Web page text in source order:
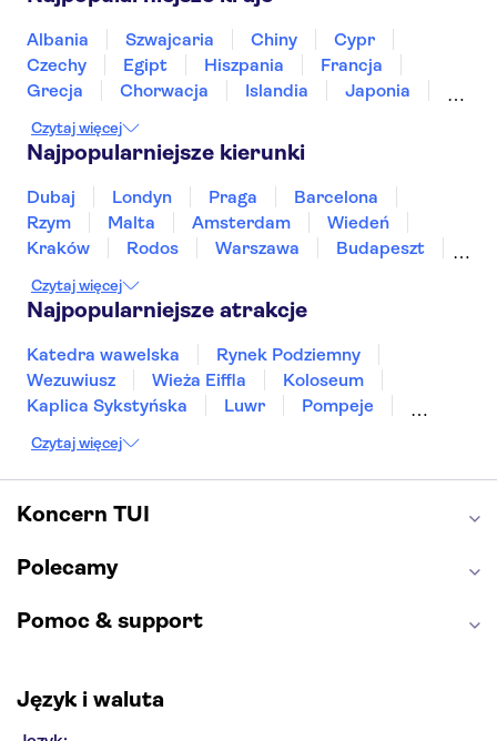
Albania Szwajcaria Chiny
Cypr
Czechy
Egipt Hiszpania
Francja
Grecja
Chorwacja Islandia
Japonia
Tajlandia
Tunezja Turcja
Czytaj więcej
Najpopularniejsze kierunki
Dubaj Londyn Praga
Barcelona
Rzym
Malta Amsterdam
Wiedeń
Kraków
Rodos Warszawa
Budapeszt
Poznań
Sopot Gdynia
Czytaj więcej
Najpopularniejsze atrakcje
Katedra wawelska
Rynek Podziemny
Wezuwiusz
Wieża Eiffla
Koloseum
Kaplica Sykstyńska
Luwr
Pompeje
Akropol
Wawel
Park Güell
Alhambra
Caminito del Rey
Energylandia
Czytaj więcej
Koncern TUI
Polecamy
Pomoc & support
Język i waluta